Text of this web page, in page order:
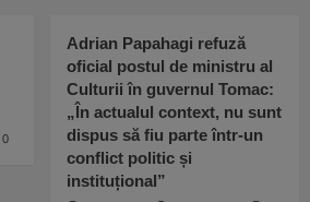
0
Adrian Papahagi refuză
oficial postul de ministru al
Culturii în guvernul Tomac:
„În actualul context, nu sunt
dispus să fiu parte într-un
conflict politic și
instituțional”